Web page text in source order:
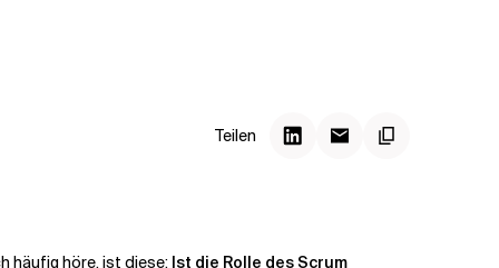
Teilen
häufig höre, ist diese: Ist die Rolle des Scrum